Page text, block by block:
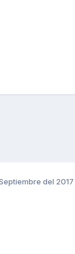
del 2017